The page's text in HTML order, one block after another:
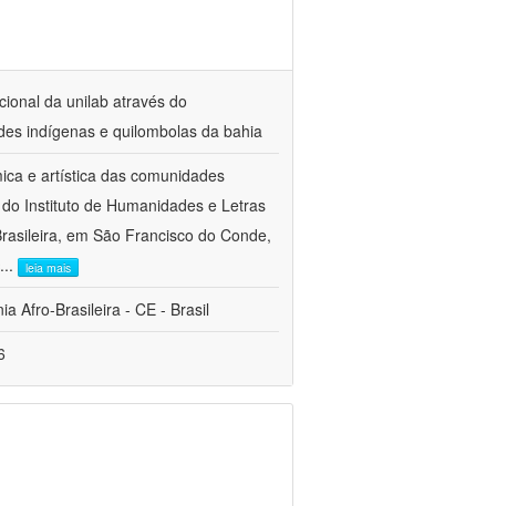
da unilab através do
indígenas e quilombolas da bahia
e artística das comunidades
Instituto de Humanidades e Letras
em São Francisco do Conde,
... leia mais
Afro-Brasileira - CE - Brasil